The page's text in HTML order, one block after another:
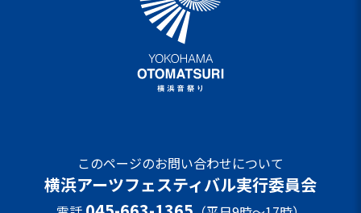
このページのお問い合わせについて
横浜アーツフェスティバル実行委員会